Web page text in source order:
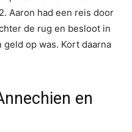
Aaron had een reis door
de rug en besloot in
op was. Kort daarna
en